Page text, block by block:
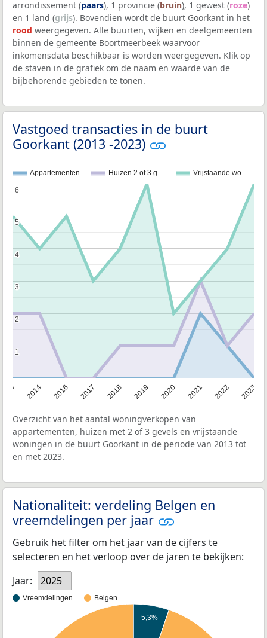
arrondissement (paars), 1 provincie (bruin), 1 gewest (roze)
en 1 land (grijs). Bovendien wordt de buurt Goorkant in het
rood weergegeven. Alle buurten, wijken en deelgemeenten
binnen de gemeente Boortmeerbeek waarvoor
inkomensdata beschikbaar is worden weergegeven. Klik op
de staven in de grafiek om de naam en waarde van de
bijbehorende gebieden te tonen.
Vastgoed transacties in de buurt
Goorkant (2013 -2023)
Appartementen Huizen 2 of 3 g… Vrijstaande wo…
2014 2016 2017 2018 2019 2020 2021 2022 2023
11
2
2
3
3
4
4
5
5
6
6
Overzicht van het aantal woningverkopen van
appartementen, huizen met 2 of 3 gevels en vrijstaande
woningen in de buurt Goorkant in de periode van 2013 tot
en met 2023.
Nationaliteit: verdeling Belgen en
vreemdelingen per jaar
Gebruik het filter om het jaar van de cijfers te
selecteren en het verloop over de jaren te bekijken:
Jaar:
2025
Vreemdelingen Belgen
5,3%